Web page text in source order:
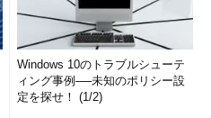
Windows 10のトラブルシューテ
ィング事例──未知のポリシー設
定を探せ！ (1/2)